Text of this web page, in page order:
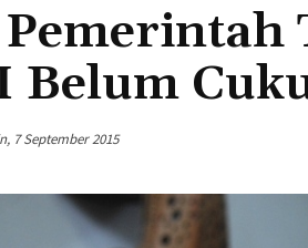
Belum
7 September 2015